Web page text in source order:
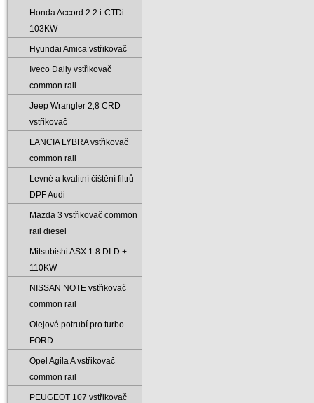
Honda Accord 2.2 i-CTDi
103KW
Hyundai Amica vstřikovač
Iveco Daily vstřikovač
common rail
Jeep Wrangler 2‚8 CRD
vstřikovač
LANCIA LYBRA vstřikovač
common rail
Levné a kvalitní čištění filtrů
DPF Audi
Mazda 3 vstřikovač common
rail diesel
Mitsubishi ASX 1.8 DI-D +
110KW
NISSAN NOTE vstřikovač
common rail
Olejové potrubí pro turbo
FORD
Opel Agila A vstřikovač
common rail
PEUGEOT 107 vstřikovač